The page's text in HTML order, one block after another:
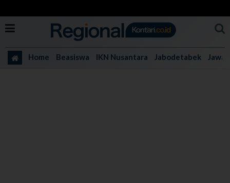
Home Beasiswa IKN Nusantara Jabodetabek Jawa